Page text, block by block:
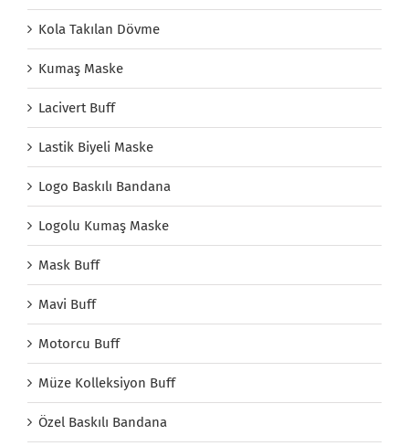
Kola Takılan Dövme
Kumaş Maske
Lacivert Buff
Lastik Biyeli Maske
Logo Baskılı Bandana
Logolu Kumaş Maske
Mask Buff
Mavi Buff
Motorcu Buff
Müze Kolleksiyon Buff
Özel Baskılı Bandana